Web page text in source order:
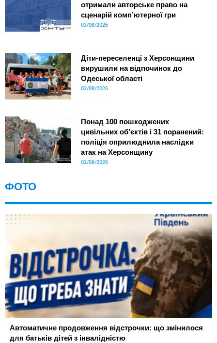
отримали авторське право на
сценарій комп’ютерної гри
03/08/2026
Діти-переселенці з Херсонщини
вирушили на відпочинок до
Одеської області
02/08/2026
Понад 100 пошкоджених
цивільних об’єктів і 31 поранений:
поліція оприлюднила наслідки
атак на Херсонщину
02/08/2026
ФОТО
Автоматичне продовження відстрочки: що змінилося
для батьків дітей з інвалідністю